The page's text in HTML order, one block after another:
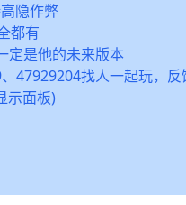
隐作弊
都有
定是他的未来版本
47929204找人一起玩，反
示面板)